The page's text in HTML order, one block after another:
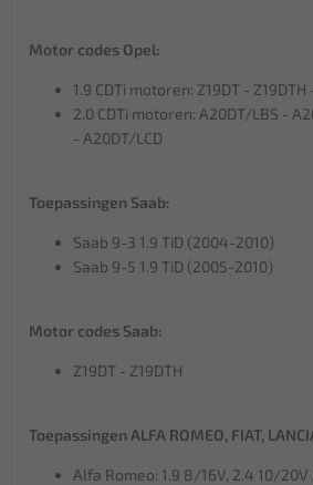
Motor codes Opel:
1.9 CDTi motoren: Z19DT - Z19DTH
2.0 CDTi motoren: A20DT/LBS -
- A20DT/LCD
Toepassingen Saab:
Saab 9-3 1.9 TiD (2004-2010)
Saab 9-5 1.9 TiD (2005-2010)
Motor codes Saab:
Z19DT - Z19DTH
Toepassingen ALFA ROMEO, FIAT,
Alfa Romeo: 1.9 8/16V, 2.4 10/20V